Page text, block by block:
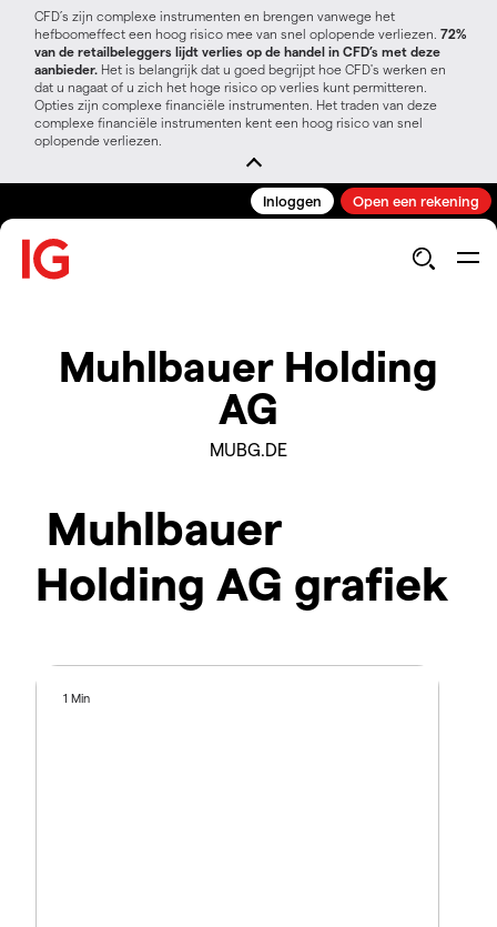
CFD’s zijn complexe instrumenten en brengen vanwege het
hefboomeffect een hoog risico mee van snel oplopende verliezen. 72%
van de retailbeleggers lijdt verlies op de handel in CFD’s met deze
aanbieder. Het is belangrijk dat u goed begrijpt hoe CFD's werken en
dat u nagaat of u zich het hoge risico op verlies kunt permitteren.
Opties zijn complexe financiële instrumenten. Het traden van deze
complexe financiële instrumenten kent een hoog risico van snel
oplopende verliezen.
Inloggen Open een rekening
Muhlbauer Holding
AG
MUBG.DE
Muhlbauer
Holding AG grafiek
1 Min